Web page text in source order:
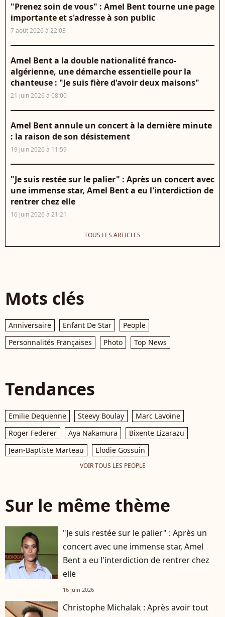
"Prenez soin de vous" : Amel Bent tourne une page
importante et s'adresse à son public
7 août 2026 à 22:03
Amel Bent a la double nationalité franco-
algérienne, une démarche essentielle pour la
chanteuse : "Je suis fière d'avoir deux maisons"
21 juin 2026 à 08:00
Amel Bent annule un concert à la dernière minute
: la raison de son désistement
19 juin 2026 à 11:59
"Je suis restée sur le palier" : Après un concert avec
une immense star, Amel Bent a eu l'interdiction de
rentrer chez elle
16 juin 2026 à 21:21
TOUS LES ARTICLES
Mots clés
Anniversaire Enfant De Star
People
Personnalités Françaises
Photo Top News
Tendances
Emilie Dequenne Steevy Boulay
Marc Lavoine
Roger Federer
Aya Nakamura
Bixente Lizarazu
Jean-Baptiste Marteau
Elodie Gossuin
VOIR TOUS LES PEOPLE
Sur le même thème
"Je suis restée sur le palier" : Après un
concert avec une immense star, Amel
Bent a eu l'interdiction de rentrer chez
elle
16 juin 2026
Christophe Michalak : Après avoir tout